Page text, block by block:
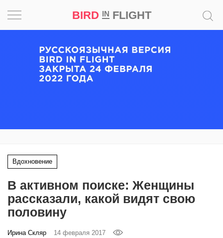
BIRD INFLIGHT
Вдохновение
В активном поиске: Женщины
рассказали, какой видят свою
половину
Ирина Скляр 14 февраля 2017